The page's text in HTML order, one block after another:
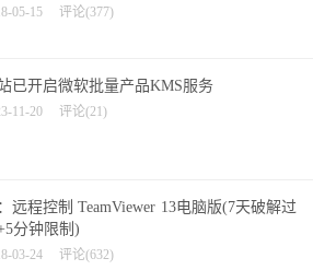
05-15 评论(377)
已开启微软批量产品KMS服务
11-20 评论(21)
远程控制 TeamViewer 13电脑版(7天破解过
分钟限制)
03-24 评论(632)